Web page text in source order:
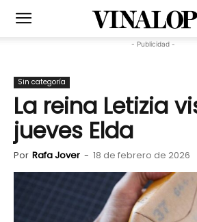
- Publicidad -
Sin categoría
La reina Letizia
jueves Elda
Por Rafa Jover - 18 de febrero de 2026